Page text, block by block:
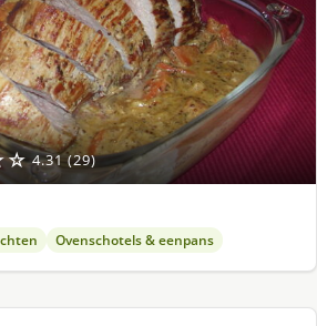
4.31 (29)
Ovenschotels & eenpans